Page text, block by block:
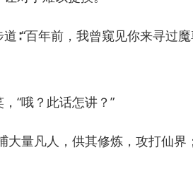
百年前，我曾窥见你来寻过
“哦？此话怎讲？”
量凡人，供其修炼，攻打仙界